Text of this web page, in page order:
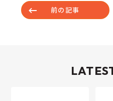
前の記事